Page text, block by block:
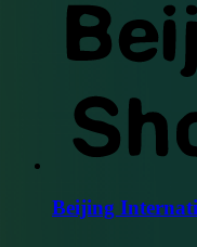
Beijing